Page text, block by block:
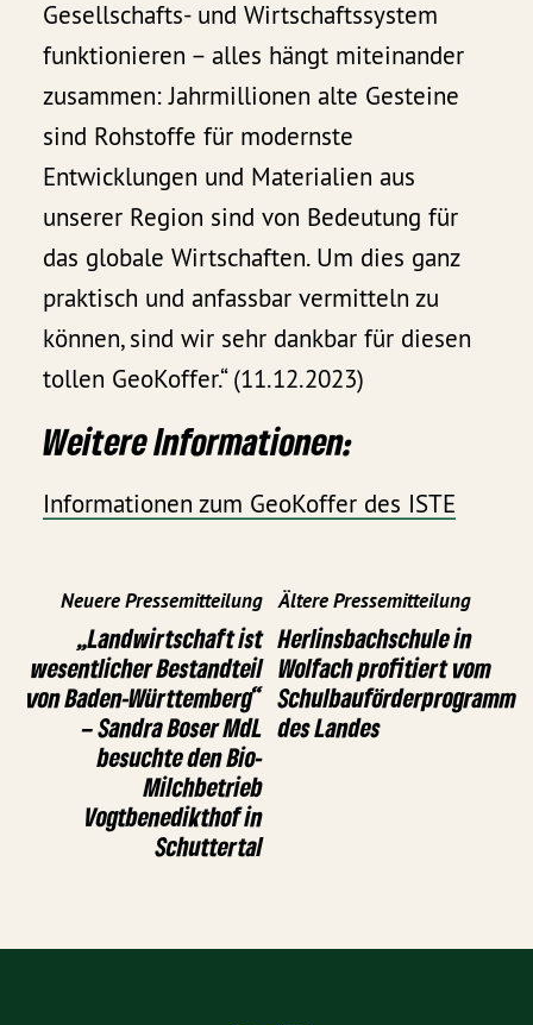
Gesellschafts- und Wirtschaftssystem
funktionieren – alles hängt miteinander
zusammen: Jahrmillionen alte Gesteine
sind Rohstoffe für modernste
Entwicklungen und Materialien aus
unserer Region sind von Bedeutung für
das globale Wirtschaften. Um dies ganz
praktisch und anfassbar vermitteln zu
können, sind wir sehr dankbar für diesen
tollen GeoKoffer.“ (11.12.2023)
Weitere Informationen:
Informationen zum GeoKoffer des ISTE
Neuere Pressemitteilung
„Landwirtschaft ist
wesentlicher Bestandteil
von Baden-Württemberg“
– Sandra Boser MdL
besuchte den Bio-
Milchbetrieb
Vogtbenedikthof in
Schuttertal
Ältere Pressemitteilung
Herlinsbachschule in
Wolfach profitiert vom
Schulbauförderprogramm
des Landes